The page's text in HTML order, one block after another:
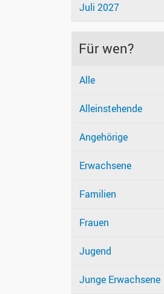
Juli 2027
Für wen?
Alle
Alleinstehende
Angehörige
Erwachsene
Familien
Frauen
Jugend
Junge Erwachsene